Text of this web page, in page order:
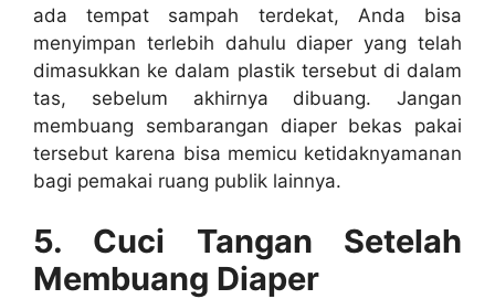
ada tempat sampah terdekat, Anda bisa
menyimpan terlebih dahulu diaper yang telah
dimasukkan ke dalam plastik tersebut di dalam
tas, sebelum akhirnya dibuang. Jangan
membuang sembarangan diaper bekas pakai
tersebut karena bisa memicu ketidaknyamanan
bagi pemakai ruang publik lainnya.
5. Cuci Tangan Setelah
Membuang Diaper